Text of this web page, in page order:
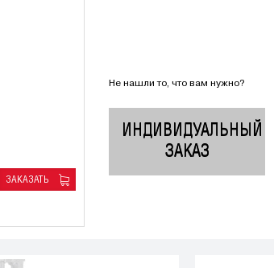
ЗАКАЗАТЬ
Не нашли то, что вам нужно?
ИНДИВИДУАЛЬНЫЙ
ЗАКАЗ